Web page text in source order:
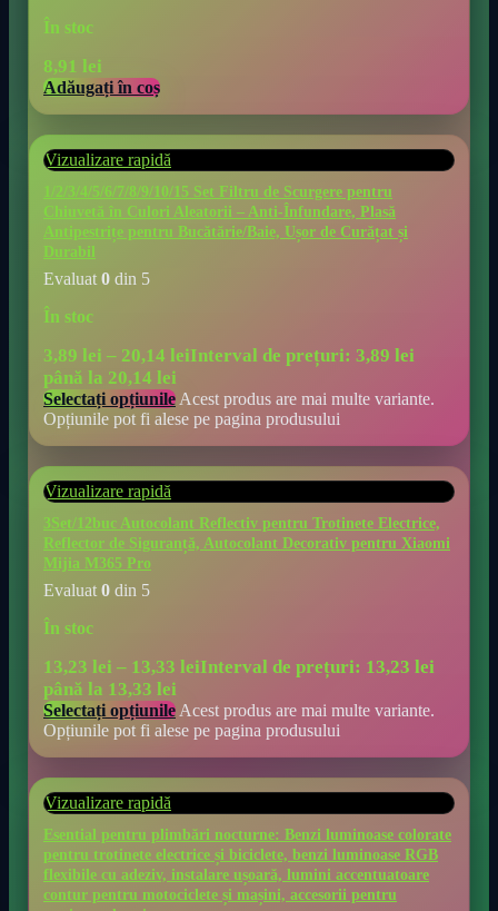
În stoc
8,91 lei
Adăugați în coș
Vizualizare rapidă
1/2/3/4/5/6/7/8/9/10/15 Set Filtru de Scurgere pentru
Chiuvetă în Culori Aleatorii – Anti-Înfundare, Plasă
Antipestrițe pentru Bucătărie/Baie, Ușor de Curățat și
Durabil
Evaluat 0 din 5
În stoc
3,89 lei – 20,14 leiInterval de prețuri: 3,89 lei
până la 20,14 lei
Selectați opțiunile Acest produs are mai multe variante.
Opțiunile pot fi alese pe pagina produsului
Vizualizare rapidă
3Set/12buc Autocolant Reflectiv pentru Trotinete Electrice,
Reflector de Siguranță, Autocolant Decorativ pentru Xiaomi
Mijia M365 Pro
Evaluat 0 din 5
În stoc
13,23 lei – 13,33 leiInterval de prețuri: 13,23 lei
până la 13,33 lei
Selectați opțiunile Acest produs are mai multe variante.
Opțiunile pot fi alese pe pagina produsului
Vizualizare rapidă
Esential pentru plimbări nocturne: Benzi luminoase colorate
pentru trotinete electrice și biciclete, benzi luminoase RGB
flexibile cu adeziv, instalare ușoară, lumini accentuatoare
contur pentru motociclete și mașini, accesorii pentru